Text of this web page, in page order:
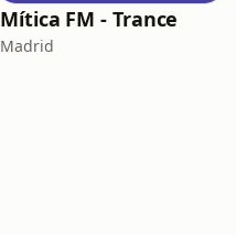
Mítica FM - Trance
Madrid